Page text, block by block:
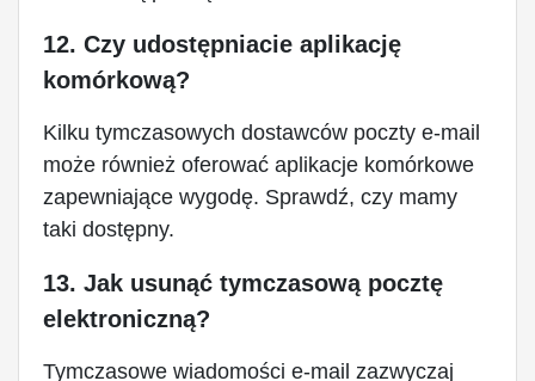
12. Czy udostępniacie aplikację
komórkową?
Kilku tymczasowych dostawców poczty e-mail
może również oferować aplikacje komórkowe
zapewniające wygodę. Sprawdź, czy mamy
taki dostępny.
13. Jak usunąć tymczasową pocztę
elektroniczną?
Tymczasowe wiadomości e-mail zazwyczaj